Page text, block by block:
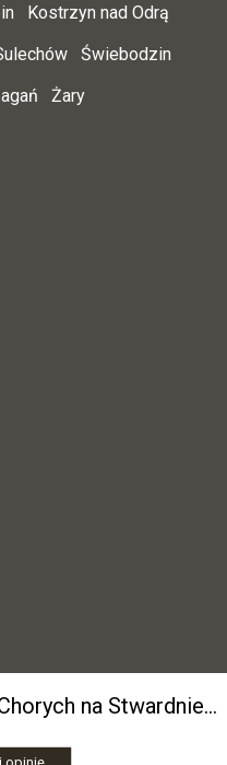
Kostrzyn nad Odrą
Świebodzin
Żary
"Esmail" Stowarzyszenie Chorych na Stwardnienie Rozsiane